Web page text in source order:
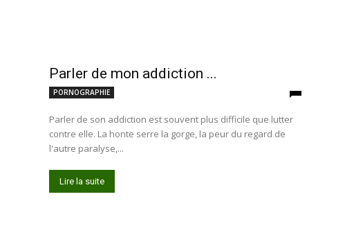
Parler de mon addiction ...
PORNOGRAPHIE
Parler de son addiction est souvent plus difficile que lutter
contre elle. La honte serre la gorge, la peur du regard de
l'autre paralyse,...
Lire la suite